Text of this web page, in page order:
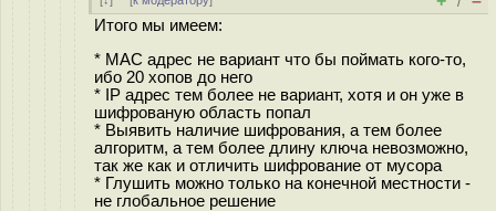
Итого мы имеем:
* МАС адрес не вариант что бы поймать кого-то,
ибо 20 хопов до него
* IP адрес тем более не вариант, хотя и он уже в
шифрованую область попал
* Выявить наличие шифрования, а тем более
алгоритм, а тем более длину ключа невозможно,
так же как и отличить шифрование от мусора
* Глушить можно только на конечной местности -
не глобальное решение